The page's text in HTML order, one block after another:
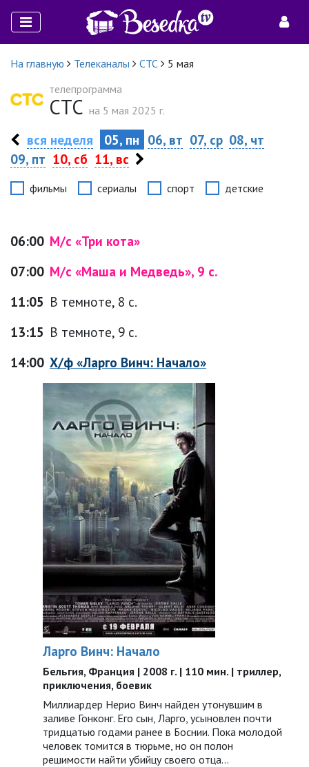
На главную Телеканалы СТС
5 мая
телепрограмма
СТС на 5 мая 2025 г.
вся неделя 05, пн 06, вт 07, ср 08, чт
09, пт 10, сб 11, вс
фильмы сериалы спорт детские
06:00 М/с «Три кота»
07:00 М/с «Маша и Медведь», 9 с.
11:05 В темноте, 8 с.
13:15 В темноте, 9 с.
14:00 Х/ф «Ларго Винч: Начало»
Ларго Винч: Начало
Бельгия, Франция | 2008 г. | 110 мин. | триллер,
приключения, боевик
Миллиардер Нерио Винч найден утонувшим в
заливе Гонконг. Его сын, Ларго, усыновлен почти
тридцатью годами ранее в Боснии. Пока молодой
человек томится в тюрьме, но он полон
решимости найти убийцу своего отца…